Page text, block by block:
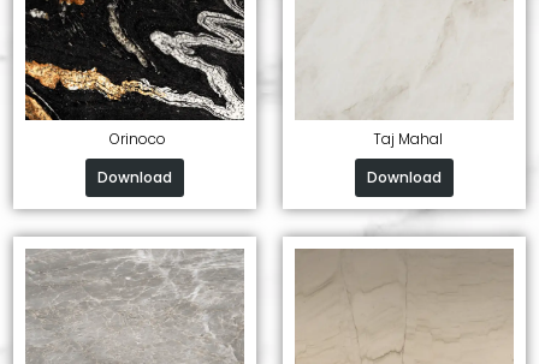
Orinoco
Download
Taj Mahal
Download